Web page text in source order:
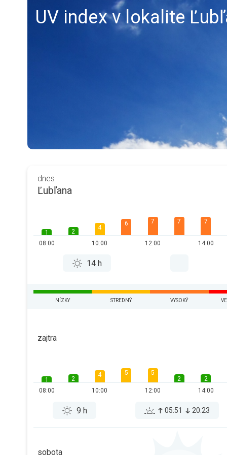
UV index v lokalite
dnes
Ľubľana
1
08:00
2
4
10:00
6 7
12:00
7 7
14:00
14 h
NÍZKY STREDNÝ VYSOKÝ
zajtra
1
08:00
2
4
10:00
5 5
12:00
2
2
14:00
9 h 05:51 20:23
sobota